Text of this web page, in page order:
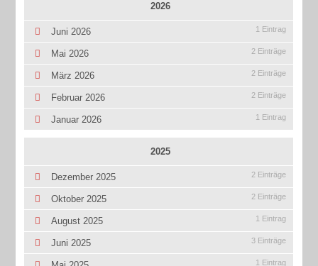
2026
Juni 2026 1 Eintrag
Mai 2026 2 Einträge
März 2026 2 Einträge
Februar 2026 2 Einträge
Januar 2026 1 Eintrag
2025
Dezember 2025 2 Einträge
Oktober 2025 2 Einträge
August 2025 1 Eintrag
Juni 2025 3 Einträge
1 Eintrag